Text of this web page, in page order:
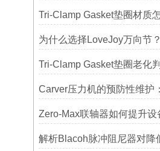
为什么选择LoveJoy万向节？